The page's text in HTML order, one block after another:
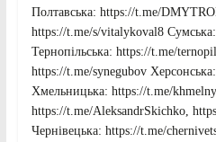
Полтавська: https://t.me/
https://t.me/s/vitalykoval8
Тернопільська: https://t.me/
https://t.me/synegubov
Хмельницька: https://t.me/
https://t.me/AleksandrSkichko,
Чернівецька: https://t.me/